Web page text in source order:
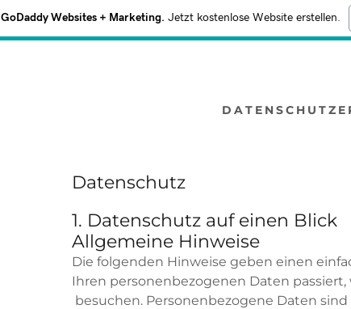
GoDaddy Websites + Marketing. Jetzt kostenlose Website erstellen.
Datenschutz
1. Datenschutz auf einen Blick
Allgemeine Hinweise
Die folgenden Hinweise geben einen
Ihren personenbezogenen Daten
besuchen. Personenbezogene Daten